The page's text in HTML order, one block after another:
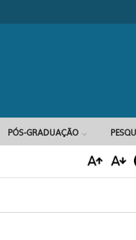
Formulário
PÓS-GRADUAÇÃO